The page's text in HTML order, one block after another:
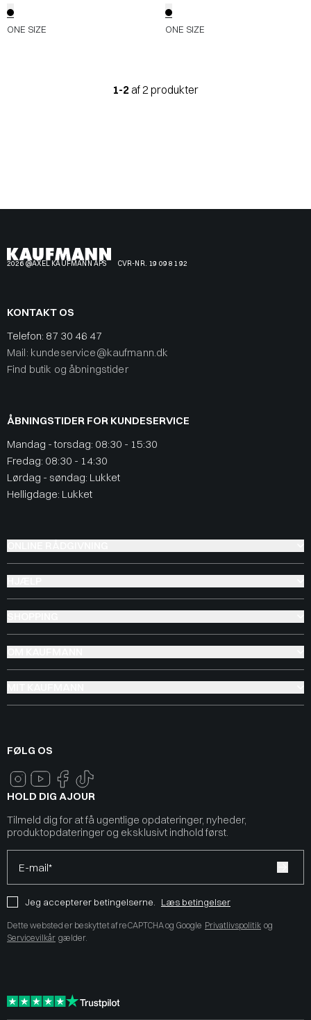
ONE SIZE ONE SIZE
1-2 af 2 produkter
2026 @AXEL KAUFMANN APS CVR-NR. 19 09 81 92
KONTAKT OS
Telefon: 87 30 46 47
Mail: kundeservice@kaufmann.dk
Find butik og åbningstider
ÅBNINGSTIDER FOR KUNDESERVICE
Mandag - torsdag: 08:30 - 15:30
Fredag: 08:30 - 14:30
Lørdag - søndag: Lukket
Helligdage: Lukket
FØLG OS
HOLD DIG AJOUR
Tilmeld dig for at få ugentlige opdateringer, nyheder,
produktopdateringer og eksklusivt indhold først.
E-mail*
Jeg accepterer betingelserne. Læs betingelser
Dette websted er beskyttet af reCAPTCHA og Google Privatlivspolitik og
Servicevilkår gælder.